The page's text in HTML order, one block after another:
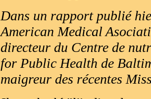
Dans un rapport publié
American Medical
directeur du Centre de
for Public Health de
maigreur des récentes